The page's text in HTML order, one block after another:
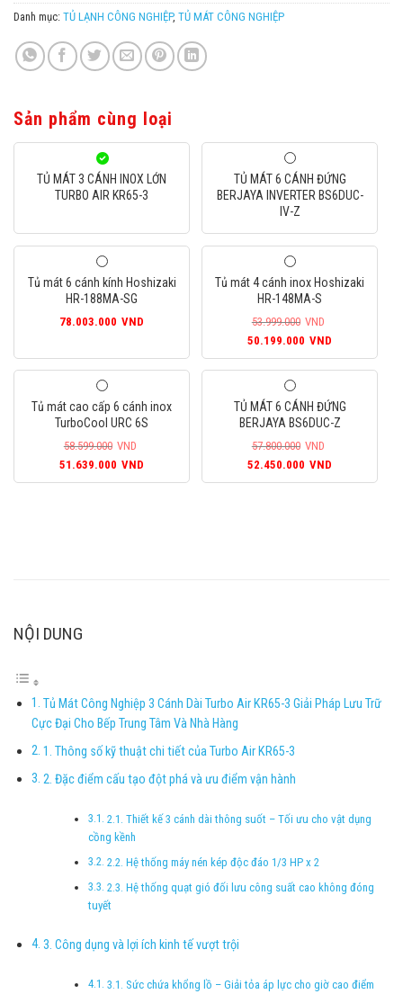
Danh mục: TỦ LẠNH CÔNG NGHIỆP, TỦ MÁT CÔNG NGHIỆP
Sản phẩm cùng loại
TỦ MÁT 3 CÁNH INOX LỚN
TURBO AIR KR65-3
TỦ MÁT 6 CÁNH ĐỨNG
BERJAYA INVERTER BS6DUC-
IV-Z
Tủ mát 6 cánh kính Hoshizaki
HR-188MA-SG
78.003.000 VND
Tủ mát 4 cánh inox Hoshizaki
HR-148MA-S
53.999.000 VND
Giá
gốc
53.999.000VND.
50.199.000 VND
hiện
Tủ mát cao cấp 6 cánh inox
TurboCool URC 6S
58.599.000 VND
Giá
gốc
51.639.000 VND
hiện
TỦ MÁT 6 CÁNH ĐỨNG
BERJAYA BS6DUC-Z
57.800.000 VND
Giá
gốc
52.450.000 VND
hiện
NỘI DUNG
Tủ Mát Công Nghiệp 3 Cánh Dài Turbo Air KR65-3 Giải Pháp Lưu Trữ
Cực Đại Cho Bếp Trung Tâm Và Nhà Hàng
1. Thông số kỹ thuật chi tiết của Turbo Air KR65-3
2. Đặc điểm cấu tạo đột phá và ưu điểm vận hành
2.1. Thiết kế 3 cánh dài thông suốt – Tối ưu cho vật dụng
cồng kềnh
2.2. Hệ thống máy nén kép độc đáo 1/3 HP x 2
2.3. Hệ thống quạt gió đối lưu công suất cao không đóng
tuyết
3. Công dụng và lợi ích kinh tế vượt trội
3.1. Sức chứa khổng lồ – Giải tỏa áp lực cho giờ cao điểm